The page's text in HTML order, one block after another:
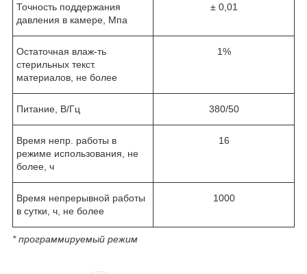
Точность поддержания
давления в камере, Мпа
± 0,01
Остаточная влаж-ть
стерильных текст.
материалов, не более
1%
Питание, В/Гц 380/50
Время непр. работы в
режиме использования, не
более, ч
16
Время непрерывной работы
в сутки, ч, не более
1000
* программируемый режим